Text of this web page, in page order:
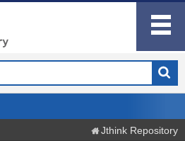
Jthink Repository